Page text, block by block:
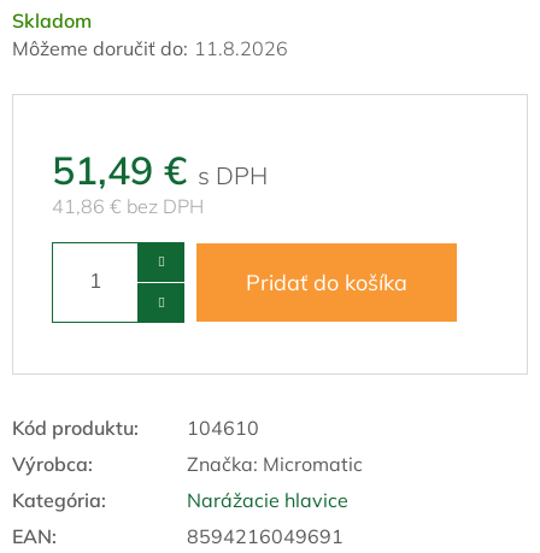
Skladom
Môžeme doručiť do: 11.8.2026
51,49 €
41,86 € bez DPH
Pridať do košíka
Kód produktu:
104610
Výrobca:
Značka: Micromatic
Kategória:
Narážacie hlavice
EAN: 8594216049691